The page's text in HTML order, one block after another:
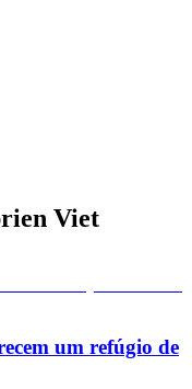
Viet
um refúgio de